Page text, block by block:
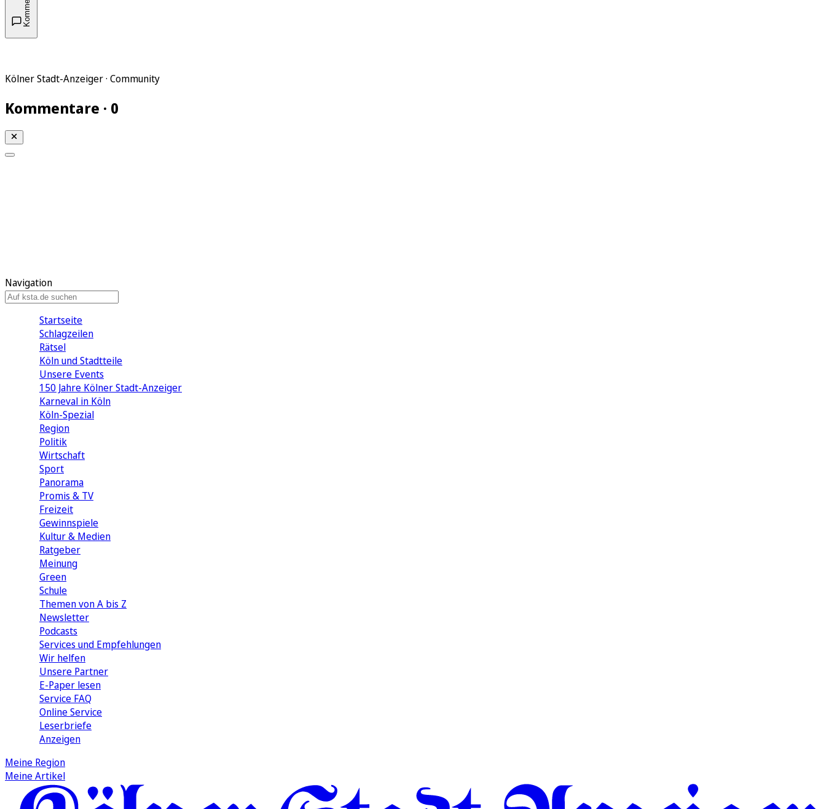
Kölner Stadt-Anzeiger · Community
Kommentare · 0
Navigation
Startseite
Schlagzeilen
Rätsel
Köln und Stadtteile
Unsere Events
150 Jahre Kölner Stadt-Anzeiger
Karneval in Köln
Köln-Spezial
Region
Politik
Wirtschaft
Sport
Panorama
Promis & TV
Freizeit
Gewinnspiele
Kultur & Medien
Ratgeber
Meinung
Green
Schule
Themen von A bis Z
Newsletter
Podcasts
Services und Empfehlungen
Wir helfen
Unsere Partner
E-Paper lesen
Service FAQ
Online Service
Leserbriefe
Anzeigen
Meine Region
Meine Artikel